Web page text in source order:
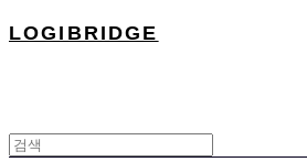
LOGIBRIDGE